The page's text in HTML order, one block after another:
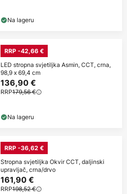
Na lageru
RRP -42,66 €
LED stropna svjetiljka Asmin, CCT, crna,
98,9 x 69,4 cm
136,90 €
RRP179,56 €
Na lageru
RRP -36,62 €
Stropna svjetiljka Okvir CCT, daljinski
upravljač, crna/drvo
161,90 €
RRP198,52 €